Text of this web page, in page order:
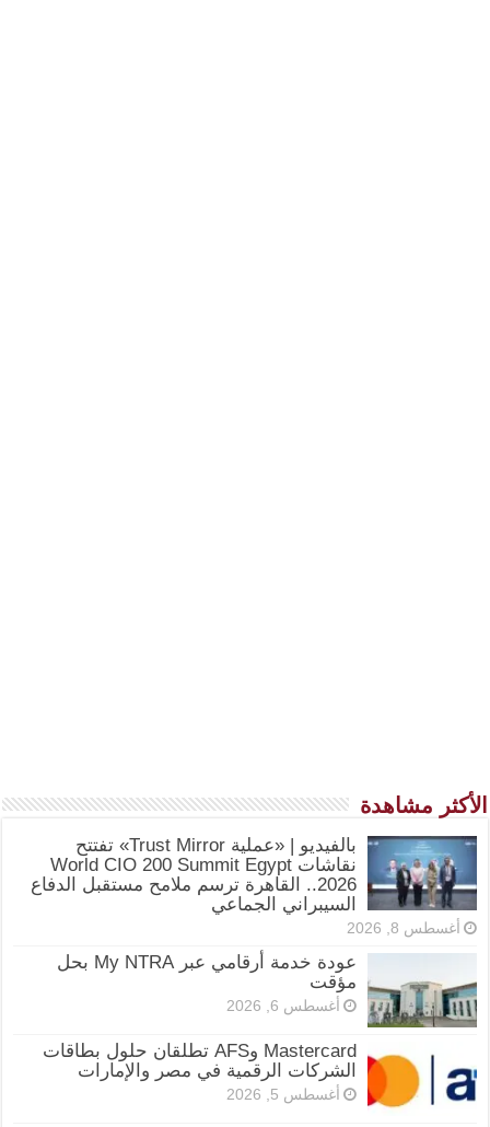
الأكثر مشاهدة
بالفيديو | «عملية Trust Mirror» تفتتح
نقاشات World CIO 200 Summit Egypt
2026.. القاهرة ترسم ملامح مستقبل الدفاع
السيبراني الجماعي
أغسطس 8, 2026
عودة خدمة أرقامي عبر My NTRA بحل
مؤقت
أغسطس 6, 2026
Mastercard وAFS تطلقان حلول بطاقات
الشركات الرقمية في مصر والإمارات
أغسطس 5, 2026